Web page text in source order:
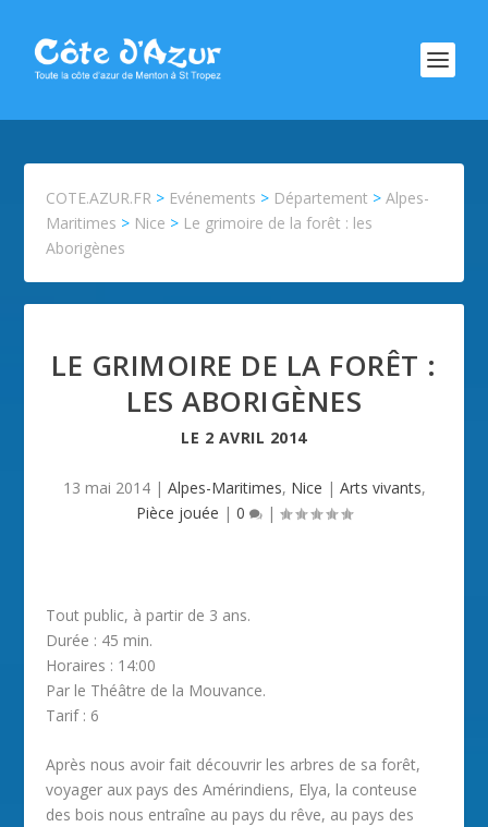
COTE.AZUR.FR > Evénements > Département >Alpes-
Maritimes > Nice > Le grimoire de la forêt : les
Aborigènes
LE GRIMOIRE DE LA FORÊT :
LES ABORIGÈNES
LE 2 AVRIL 2014
13 mai 2014| Alpes-Maritimes, Nice | Arts vivants,
Pièce jouée | 0 |
Tout public, à partir de 3 ans.
Durée : 45 min.
Horaires : 14:00
Par le Théâtre de la Mouvance.
Tarif : 6
Après nous avoir fait découvrir les arbres de sa forêt,
voyager aux pays des Amérindiens, Elya, la conteuse
des bois nous entraîne au pays du rêve, au pays des